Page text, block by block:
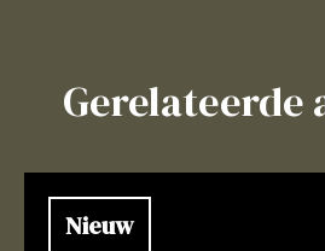
Gerelateerde
Nieuw